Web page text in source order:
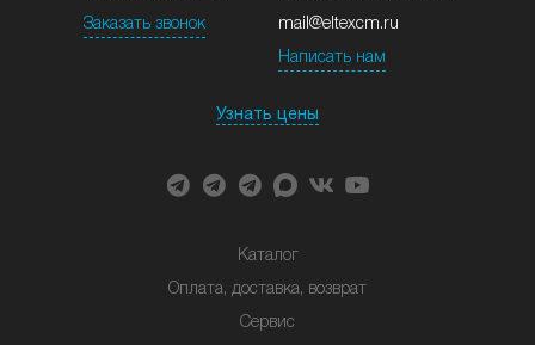
Заказать звонок mail@eltexcm.ru
Написать нам
Узнать цены
Каталог
Оплата, доставка, возврат
Сервис